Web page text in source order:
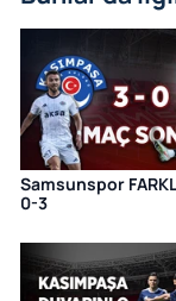
Samsunspor
0-3